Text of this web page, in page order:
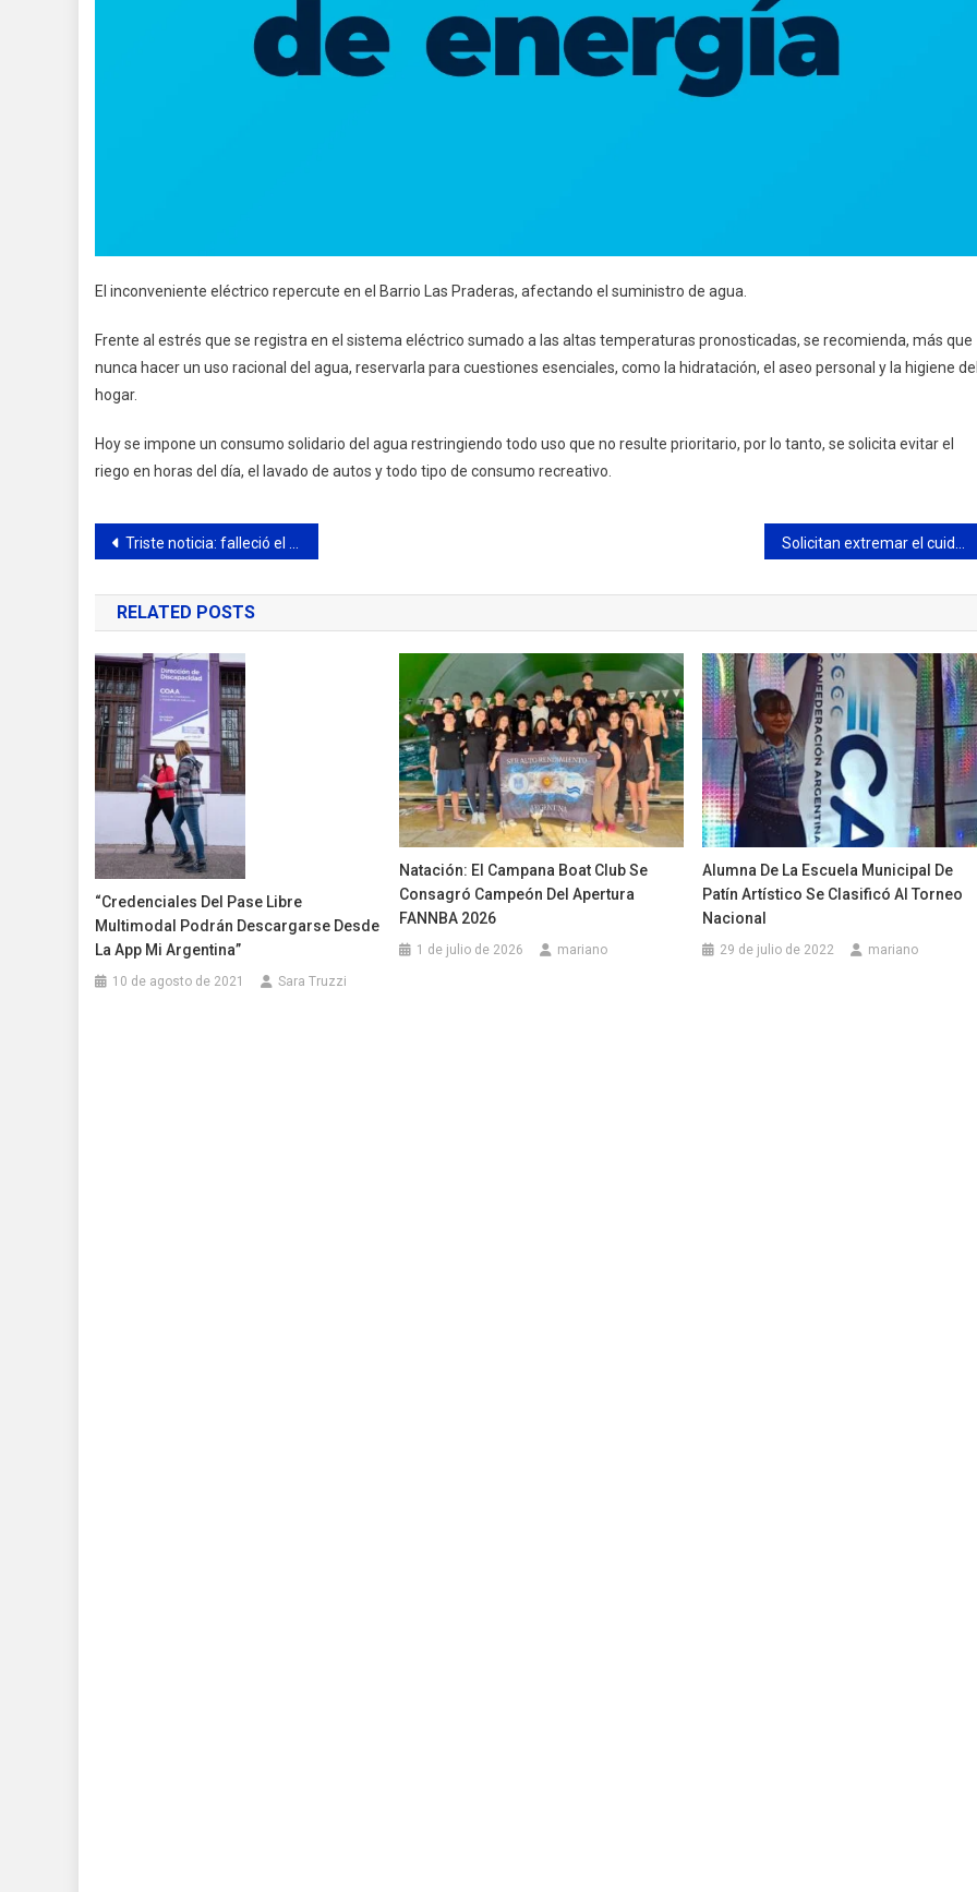
El inconveniente eléctrico repercute en el Barrio Las Praderas, afectando el suministro de agua.
Frente al estrés que se registra en el sistema eléctrico sumado a las altas temperaturas pronosticadas, se recomienda, más que
nunca hacer un uso racional del agua, reservarla para cuestiones esenciales, como la hidratación, el aseo personal y la higiene
hogar.
Hoy se impone un consumo solidario del agua restringiendo todo uso que no resulte prioritario, por lo tanto, se solicita evitar el
riego en horas del día, el lavado de autos y todo tipo de consumo recreativo.
Navegación
de
entradas
Triste noticia: falleció el joven que había sufrido quemaduras en el incendio de su vivienda de avenida 6 de julio
RELATED POSTS
“Credenciales Del Pase Libre
Multimodal Podrán Descargarse Desde
La App Mi Argentina”
10 de agosto de 2021 Sara Truzzi
Natación: El Campana Boat Club Se
Consagró Campeón Del Apertura
FANNBA 2026
1 de julio de 2026 mariano
Alumna De La Escuela Municipal De
Patín Artístico Se Clasificó Al Torneo
Nacional
29 de julio de 2022 mariano